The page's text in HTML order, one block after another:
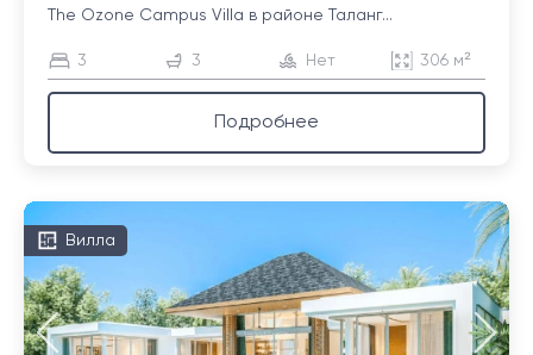
The Ozone Campus Villa в районе Таланг...
3 3 Нет 306 м²
Подробнее
Вилла